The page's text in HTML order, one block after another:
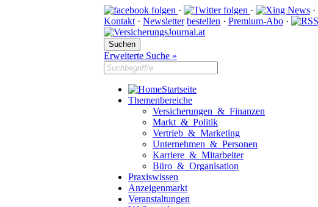
· ·
·
Kontakt · Newsletter bestellen · Premium-Abo ·
Erweiterte Suche »
Startseite
Themenbereiche
Versicherungen & Finanzen
Markt & Politik
Vertrieb & Marketing
Unternehmen & Personen
Karriere & Mitarbeiter
Büro & Organisation
Praxiswissen
Anzeigenmarkt
Veranstaltungen